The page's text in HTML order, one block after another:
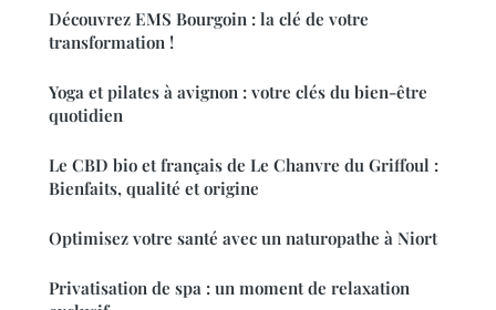
Découvrez EMS Bourgoin : la clé de votre
transformation !
Yoga et pilates à avignon : votre clés du bien-être
quotidien
Le CBD bio et français de Le Chanvre du Griffoul :
Bienfaits, qualité et origine
Optimisez votre santé avec un naturopathe à Niort
Privatisation de spa : un moment de relaxation